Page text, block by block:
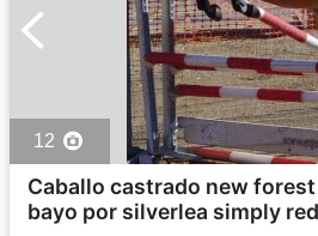
12
Caballo castrado new
bayo por silverlea simply red